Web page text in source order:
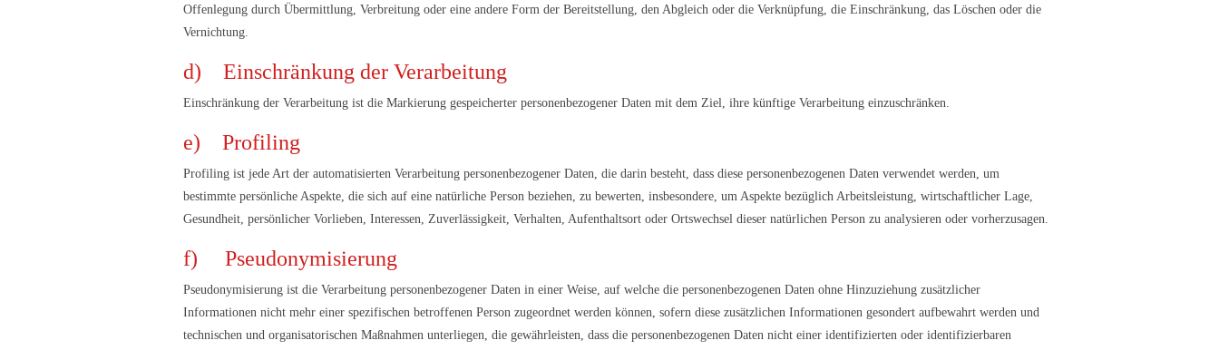
Offenlegung durch Übermittlung, Verbreitung oder eine andere Form der Bereitstellung, den Abgleich oder die Verknüpfung, die Einschränkung, das Löschen oder die
Vernichtung.
d) Einschränkung der Verarbeitung
Einschränkung der Verarbeitung ist die Markierung gespeicherter personenbezogener Daten mit dem Ziel, ihre künftige Verarbeitung einzuschränken.
e) Profiling
Profiling ist jede Art der automatisierten Verarbeitung personenbezogener Daten, die darin besteht, dass diese personenbezogenen Daten verwendet werden, um
bestimmte persönliche Aspekte, die sich auf eine natürliche Person beziehen, zu bewerten, insbesondere, um Aspekte bezüglich Arbeitsleistung, wirtschaftlicher Lage,
Gesundheit, persönlicher Vorlieben, Interessen, Zuverlässigkeit, Verhalten, Aufenthaltsort oder Ortswechsel dieser natürlichen Person zu analysieren oder vorherzusagen.
f) Pseudonymisierung
Pseudonymisierung ist die Verarbeitung personenbezogener Daten in einer Weise, auf welche die personenbezogenen Daten ohne Hinzuziehung zusätzlicher
Informationen nicht mehr einer spezifischen betroffenen Person zugeordnet werden können, sofern diese zusätzlichen Informationen gesondert aufbewahrt werden und
technischen und organisatorischen Maßnahmen unterliegen, die gewährleisten, dass die personenbezogenen Daten nicht einer identifizierten oder identifizierbaren